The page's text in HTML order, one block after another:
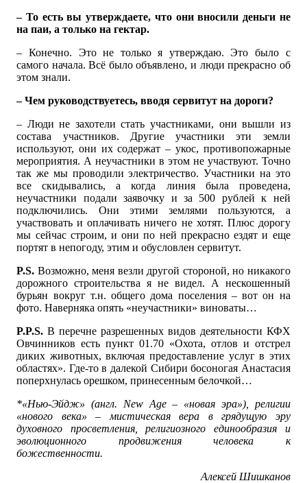
– То есть вы утверждаете, что они вносили деньги не
на паи, а только на гектар.
– Конечно. Это не только я утверждаю. Это было с
самого начала. Всё было объявлено, и люди прекрасно об
этом знали.
– Чем руководствуетесь, вводя сервитут на дороги?
– Люди не захотели стать участниками, они вышли из
состава участников. Другие участники эти земли
используют, они их содержат – укос, противопожарные
мероприятия. А неучастники в этом не участвуют. Точно
так же мы проводили электричество. Участники на это
все скидывались, а когда линия была проведена,
неучастники подали заявочку и за 500 рублей к ней
подключились. Они этими землями пользуются, а
участвовать и оплачивать ничего не хотят. Плюс дорогу
мы сейчас строим, и они по ней прекрасно ездят и еще
портят в непогоду, этим и обусловлен сервитут.
P.S. Возможно, меня везли другой стороной, но никакого
дорожного строительства я не видел. А нескошенный
бурьян вокруг т.н. общего дома поселения – вот он на
фото. Наверняка опять «неучастники» виноваты…
P.P.S. В перечне разрешенных видов деятельности КФХ
Овчинников есть пункт 01.70 «Охота, отлов и отстрел
диких животных, включая предоставление услуг в этих
областях». Где-то в далекой Сибири босоногая Анастасия
поперхнулась орешком, принесенным белочкой…
*«Нью-Эйдж» (англ. New Age – «новая эра»), религии
«нового века» – мистическая вера в грядущую эру
духовного просветления, религиозного единообразия и
эволюционного продвижения человека к
божественности.
Алексей Шишканов